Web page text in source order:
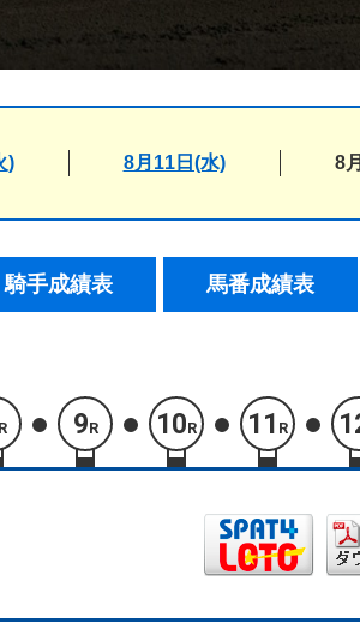
道内の発売情報(PDF)
) 8月11日(水) 8
騎手成績表 馬番成績表
R 9R 10R 11 R